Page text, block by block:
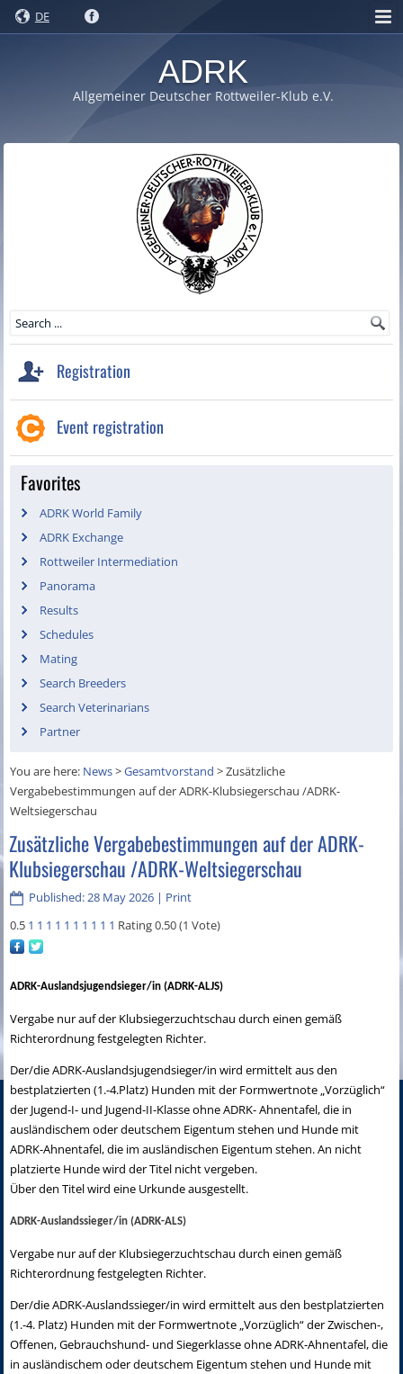
DE
ADRK
Allgemeiner Deutscher Rottweiler-Klub e.V.
Registration
Event registration
Favorites
ADRK World Family
ADRK Exchange
Rottweiler Intermediation
Panorama
Results
Schedules
Mating
Search Breeders
Search Veterinarians
Partner
You are here: News>Gesamtvorstand >Zusätzliche
Vergabebestimmungen auf der ADRK-Klubsiegerschau /ADRK-
Weltsiegerschau
Zusätzliche Vergabebestimmungen auf der ADRK-
Klubsiegerschau /ADRK-Weltsiegerschau
Published: 28 May 2026 | Print
0.5 1 1 1 1 1 1 1 1 1 1 Rating 0.50 (1 Vote)
ADRK-Auslandsjugendsieger/in (ADRK-ALJS)
Vergabe nur auf der Klubsiegerzuchtschau durch einen gemäß
Richterordnung festgelegten Richter.
Der/die ADRK-Auslandsjugendsieger/in wird ermittelt aus den
bestplatzierten (1.-4.Platz) Hunden mit der Formwertnote „Vorzüglich“
der Jugend-I- und Jugend-II-Klasse ohne ADRK- Ahnentafel, die in
ausländischem oder deutschem Eigentum stehen und Hunde mit
ADRK-Ahnentafel, die im ausländischen Eigentum stehen. An nicht
platzierte Hunde wird der Titel nicht vergeben.
Über den Titel wird eine Urkunde ausgestellt.
ADRK-Auslandssieger/in (ADRK-ALS)
Vergabe nur auf der Klubsiegerzuchtschau durch einen gemäß
Richterordnung festgelegten Richter.
Der/die ADRK-Auslandssieger/in wird ermittelt aus den bestplatzierten
(1.-4. Platz) Hunden mit der Formwertnote „Vorzüglich“ der Zwischen-,
Offenen, Gebrauchshund- und Siegerklasse ohne ADRK-Ahnentafel, die
in ausländischem oder deutschem Eigentum stehen und Hunde mit